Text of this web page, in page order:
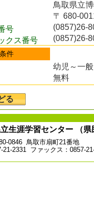
鳥取県立
〒 680-
号
(0857)26-
クス番号
(0857)26-
件
幼児～一
無料
生涯学習センター （県
0846 鳥取市扇町21番地
21-2331 ファックス：0857-